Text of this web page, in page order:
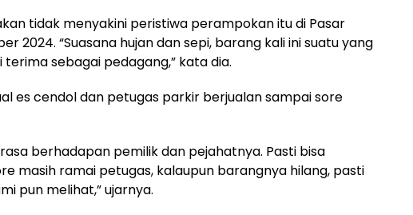
tidak menyakini peristiwa perampokan itu di Pasar
2024. “Suasana hujan dan sepi, barang kali ini suatu yang
sebagai pedagang,” kata dia.
es cendol dan petugas parkir berjualan sampai sore
berhadapan pemilik dan pejahatnya. Pasti bisa
masih ramai petugas, kalaupun barangnya hilang, pasti
pun melihat,” ujarnya.